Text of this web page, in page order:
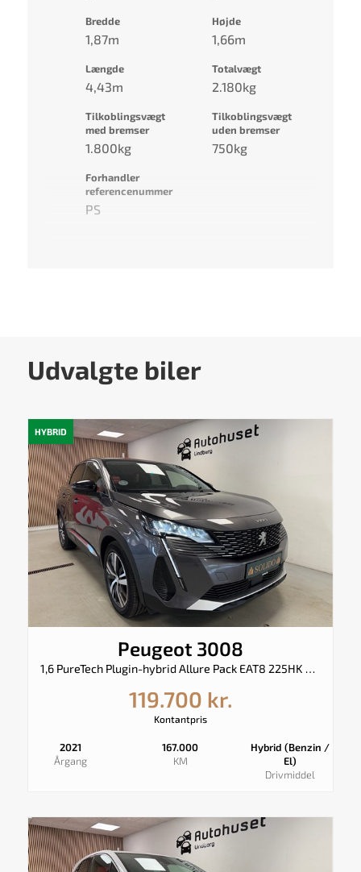
Bredde
1,87m
Højde
1,66m
Længde
4,43m
Totalvægt
2.180kg
Tilkoblingsvægt
med bremser
1.800kg
Tilkoblingsvægt
uden bremser
750kg
Forhandler
referencenummer
PS
Udvalgte biler
HYBRID
Peugeot 3008
1,6 PureTech Plugin-hybrid Allure Pack EAT8 225HK 5d 8g Aut.
119.700 kr.
Kontantpris
2021
Årgang
167.000
KM
Hybrid (Benzin /
El)
Drivmiddel